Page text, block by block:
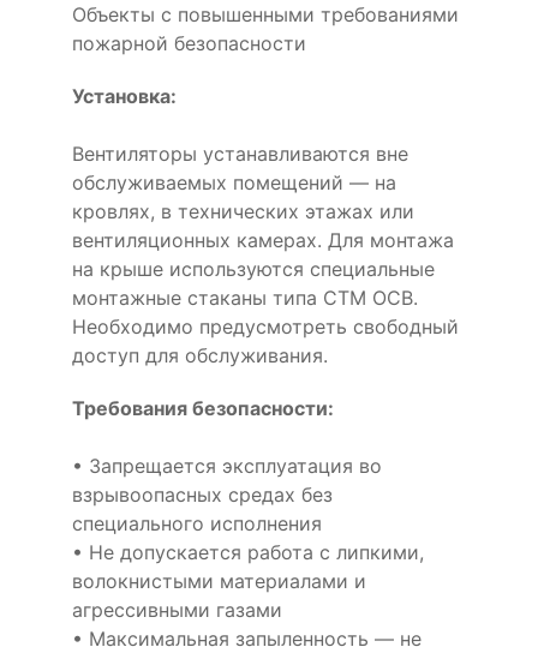
Объекты с повышенными требованиями
пожарной безопасности
Установка:
Вентиляторы устанавливаются вне
обслуживаемых помещений — на
кровлях, в технических этажах или
вентиляционных камерах. Для монтажа
на крыше используются специальные
монтажные стаканы типа СТМ ОСВ.
Необходимо предусмотреть свободный
доступ для обслуживания.
Требования безопасности:
• Запрещается эксплуатация во
взрывоопасных средах без
специального исполнения
• Не допускается работа с липкими,
волокнистыми материалами и
агрессивными газами
• Максимальная запыленность — не